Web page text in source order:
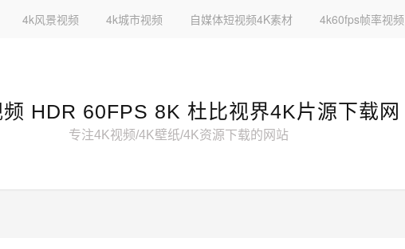
4k风景视频 4k城市视频 自媒体短视频4K素材 4k60fps帧率视频
HDR 60FPS 8K 杜比视界4K片源下载网
专注4K视频/4K壁纸/4K资源下载的网站